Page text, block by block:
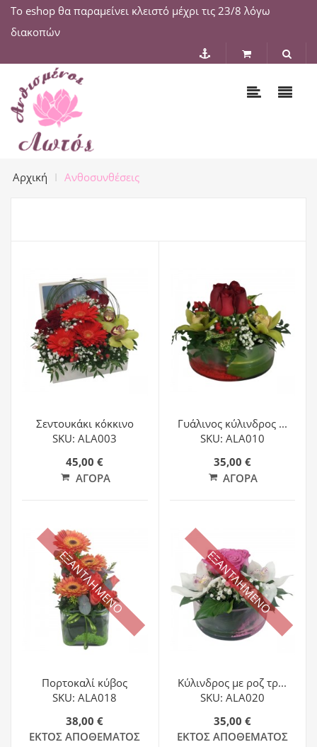
Το eshop θα παραμείνει κλειστό μέχρι τις 23/8 λόγω
διακοπών
Αρχική Ανθοσυνθέσεις
Σεντουκάκι κόκκινο
SKU: ALA003
45,00 €
ΑΓΟΡΆ
Γυάλινος κύλινδρος ...
SKU: ALA010
35,00 €
ΑΓΟΡΆ
ΕΞΑΝΤΛΗΜΕΝΟ
Πορτοκαλί κύβος
SKU: ALA018
38,00 €
ΕΚΤΌΣ ΑΠΟΘΈΜΑΤΟΣ
ΕΞΑΝΤΛΗΜΕΝΟ
Κύλινδρος με ροζ τρ...
SKU: ALA020
35,00 €
ΕΚΤΌΣ ΑΠΟΘΈΜΑΤΟΣ